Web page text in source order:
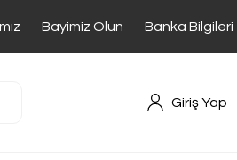
Bayimiz Olun Banka Bilgileri
Giriş Yap